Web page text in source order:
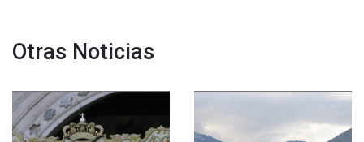
Otras Noticias